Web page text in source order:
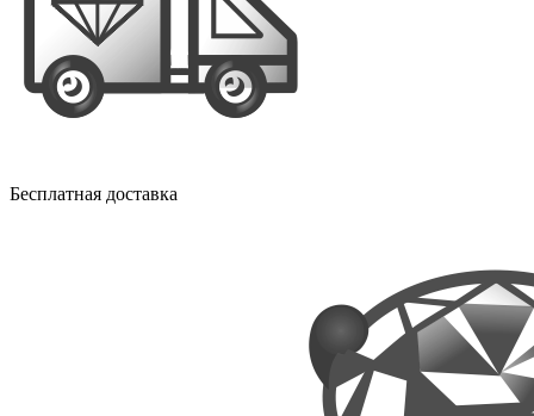
Бесплатная доставка